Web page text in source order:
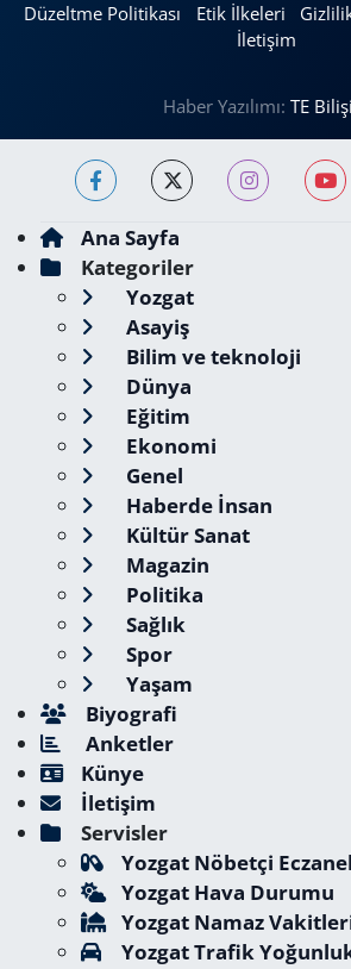
Düzeltme Politikası
Etik İlkeleri
İletişim
Haber Yazılımı: TE
Ana Sayfa
Kategoriler
Yozgat
Asayiş
Bilim ve teknoloji
Dünya
Eğitim
Ekonomi
Genel
Haberde İnsan
Kültür Sanat
Magazin
Politika
Sağlık
Spor
Yaşam
Biyografi
Anketler
Künye
İletişim
Servisler
Yozgat Nöbetçi
Yozgat Hava Durumu
Yozgat Namaz
Yozgat Trafik